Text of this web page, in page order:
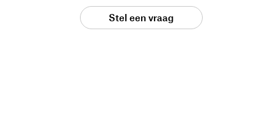
Stel een vraag